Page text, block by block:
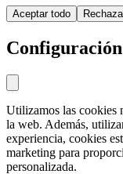
Aceptar todo
Utilizamos las cookies
la web. Además,
experiencia, cookies
marketing para
personalizada.